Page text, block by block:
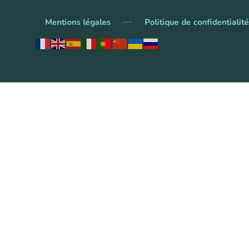
Mentions légales Politique de confidentialité